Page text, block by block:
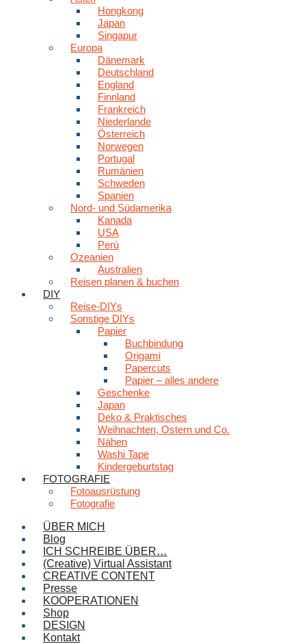
Hongkong
Japan
Singapur
Europa
Dänemark
Deutschland
England
Finnland
Frankreich
Niederlande
Österreich
Norwegen
Portugal
Rumänien
Schweden
Spanien
Nord- und Südamerika
Kanada
USA
Perú
Ozeanien
Australien
Reisen planen & buchen
DIY
Reise-DIYs
Sonstige DIYs
Papier
Buchbindung
Origami
Papercuts
Papier – alles andere
Geschenke
Japan
Deko & Praktisches
Weihnachten, Ostern und Co.
Nähen
Washi Tape
Kindergeburtstag
FOTOGRAFIE
Fotoausrüstung
Fotografie
ÜBER MICH
Blog
ICH SCHREIBE ÜBER…
(Creative) Virtual Assistant
CREATIVE CONTENT
Presse
KOOPERATIONEN
Shop
DESIGN
Kontakt